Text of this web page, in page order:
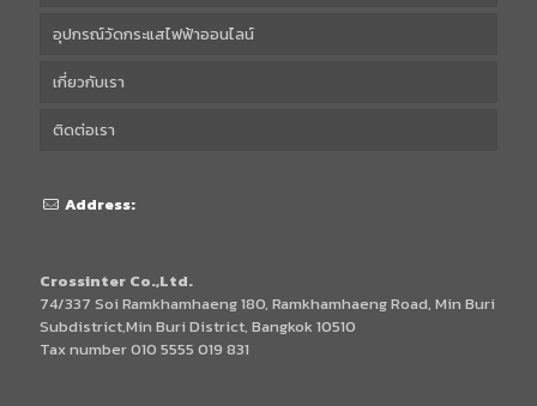
อุปกรณ์วัดกระแสไฟฟ้าออนไลน์
เกี่ยวกับเรา
ติดต่อเรา
Address:
Crossinter Co.,Ltd.
74/337 Soi Ramkhamhaeng 180, Ramkhamhaeng Road, Min Buri
Subdistrict,Min Buri District, Bangkok 10510
Tax number 010 5555 019 831